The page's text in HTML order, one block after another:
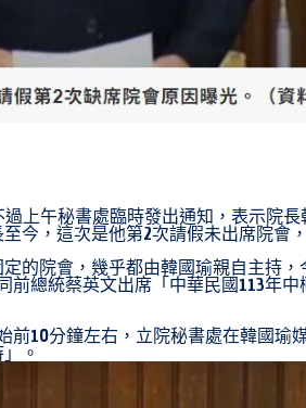
上午秘書處臨時發出通知，表示院
今，這次是他第2次請假未出席院會
的院會，幾乎都由韓國瑜親自主持
前總統蔡英文出席「中華民國113年
前10分鐘左右，立院秘書處在韓國瑜
。